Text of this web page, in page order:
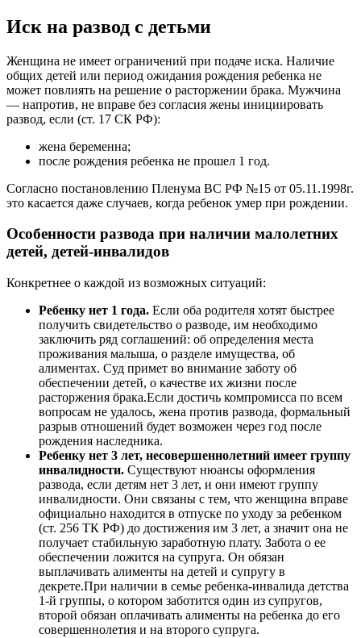
Иск на развод с детьми
Женщина не имеет ограничений при подаче иска. Наличие
общих детей или период ожидания рождения ребенка не
может повлиять на решение о расторжении брака. Мужчина
— напротив, не вправе без согласия жены инициировать
развод, если (ст. 17 СК РФ):
жена беременна;
после рождения ребенка не прошел 1 год.
Согласно постановлению Пленума ВС РФ №15 от 05.11.1998г.
это касается даже случаев, когда ребенок умер при рождении.
Особенности развода при наличии малолетних
детей, детей-инвалидов
Конкретнее о каждой из возможных ситуаций:
Ребенку нет 1 года. Если оба родителя хотят быстрее
получить свидетельство о разводе, им необходимо
заключить ряд соглашений: об определения места
проживания малыша, о разделе имущества, об
алиментах. Суд примет во внимание заботу об
обеспечении детей, о качестве их жизни после
расторжения брака.Если достичь компромисса по всем
вопросам не удалось, жена против развода, формальный
разрыв отношений будет возможен через год после
рождения наследника.
Ребенку нет 3 лет, несовершеннолетний имеет группу
инвалидности. Существуют нюансы оформления
развода, если детям нет 3 лет, и они имеют группу
инвалидности. Они связаны с тем, что женщина вправе
официально находится в отпуске по уходу за ребенком
(ст. 256 ТК РФ) до достижения им 3 лет, а значит она не
получает стабильную заработную плату. Забота о ее
обеспечении ложится на супруга. Он обязан
выплачивать алименты на детей и супругу в
декрете.При наличии в семье ребенка-инвалида детства
1-й группы, о котором заботится один из супругов,
второй обязан оплачивать алименты на ребенка до его
совершеннолетия и на второго супруга.